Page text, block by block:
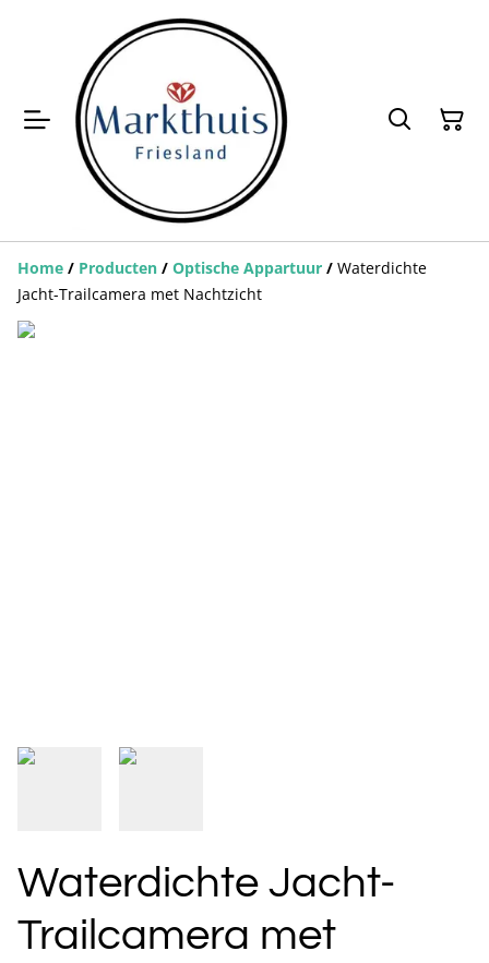
Home / Producten / Optische Appartuur / Waterdichte
Jacht-Trailcamera met Nachtzicht
Waterdichte Jacht-
Trailcamera met